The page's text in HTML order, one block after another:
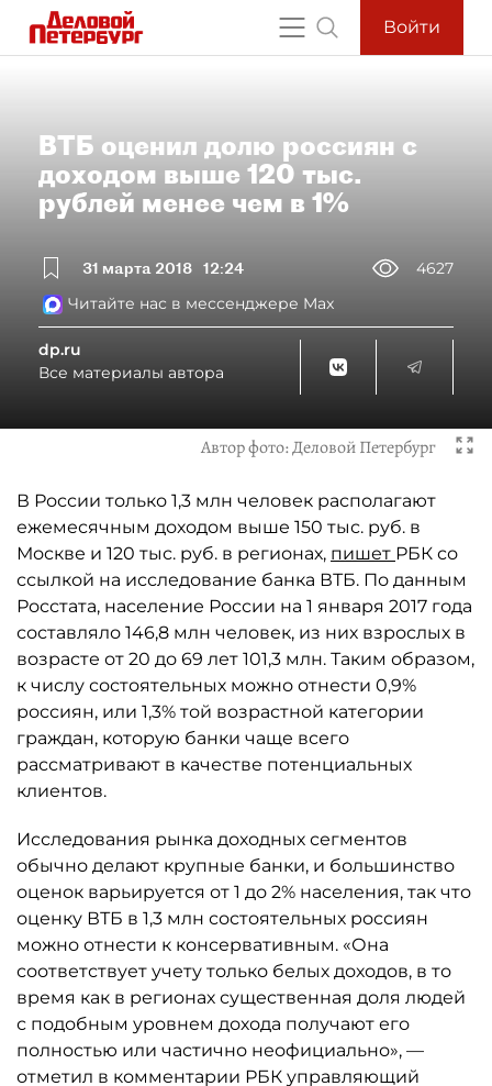
Войти
ВТБ оценил долю россиян с
доходом выше 120 тыс.
рублей менее чем в 1%
31 марта 2018 12:24
4627
Читайте нас в мессенджере Max
dp.ru
Все материалы автора
Автор фото:Деловой Петербург
В России только 1,3 млн человек располагают
ежемесячным доходом выше 150 тыс. руб. в
Москве и 120 тыс. руб. в регионах, пишет РБК со
ссылкой на исследование банка ВТБ. По данным
Росстата, население России на 1 января 2017 года
составляло 146,8 млн человек, из них взрослых в
возрасте от 20 до 69 лет 101,3 млн. Таким образом,
к числу состоятельных можно отнести 0,9%
россиян, или 1,3% той возрастной категории
граждан, которую банки чаще всего
рассматривают в качестве потенциальных
клиентов.
Исследования рынка доходных сегментов
обычно делают крупные банки, и большинство
оценок варьируется от 1 до 2% населения, так что
оценку ВТБ в 1,3 млн состоятельных россиян
можно отнести к консервативным. «Она
соответствует учету только белых доходов, в то
время как в регионах существенная доля людей
с подобным уровнем дохода получают его
полностью или частично неофициально», —
отметил в комментарии РБК управляющий